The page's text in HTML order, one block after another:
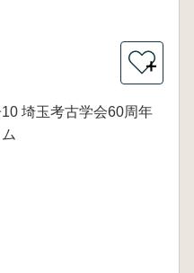
＋
埼玉考古学会60周年